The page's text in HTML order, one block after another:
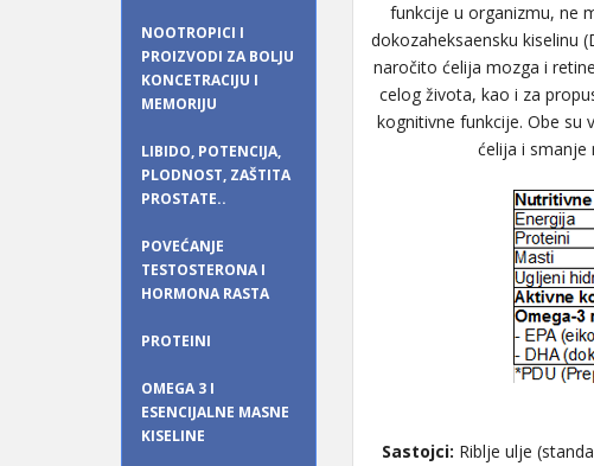
NOOTROPICI I
PROIZVODI ZA BOLJU
KONCETRACIJU I
MEMORIJU
LIBIDO, POTENCIJA,
PLODNOST, ZAŠTITA
PROSTATE..
POVEĆANJE
TESTOSTERONA I
HORMONA RASTA
PROTEINI
OMEGA 3 I
ESENCIJALNE MASNE
KISELINE
funkcije u organizmu, ne
dokozaheksaensku kiselinu
naročito ćelija mozga i
celog života, kao i za
kognitivne funkcije. Obe su
ćelija i smanje
Sastojci: Riblje ulje